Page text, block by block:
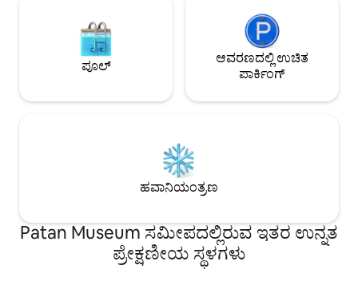
ಪೂಲ್
ಆವರಣದಲ್ಲಿ ಉಚಿತ
ಪಾರ್ಕಿಂಗ್
ಹವಾನಿಯಂತ್ರಣ
Patan Museum ಸಮೀಪದಲ್ಲಿರುವ ಇತರ ಉನ್ನತ
ಪ್ರೇಕ್ಷಣೀಯ ಸ್ಥಳಗಳು